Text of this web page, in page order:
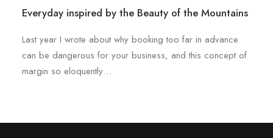
Everyday inspired by the Beauty of the Mountains
Last year I wrote about why booking too far in advance
can be dangerous for your business, and this concept of
margin so eloquently…